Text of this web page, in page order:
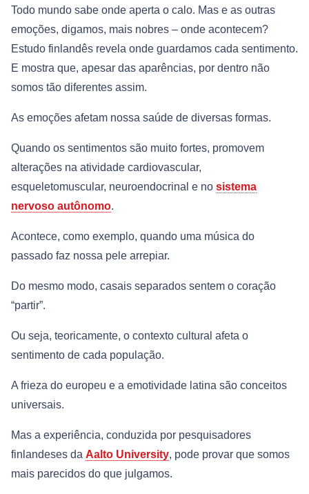
Todo mundo sabe onde aperta o calo. Mas e as outras
emoções, digamos, mais nobres – onde acontecem?
Estudo finlandês revela onde guardamos cada sentimento.
E mostra que, apesar das aparências, por dentro não
somos tão diferentes assim.
As emoções afetam nossa saúde de diversas formas.
Quando os sentimentos são muito fortes, promovem
alterações na atividade cardiovascular,
esqueletomuscular, neuroendocrinal e no sistema
nervoso autônomo.
Acontece, como exemplo, quando uma música do
passado faz nossa pele arrepiar.
Do mesmo modo, casais separados sentem o coração
“partir”.
Ou seja, teoricamente, o contexto cultural afeta o
sentimento de cada população.
A frieza do europeu e a emotividade latina são conceitos
universais.
Mas a experiência, conduzida por pesquisadores
finlandeses da Aalto University, pode provar que somos
mais parecidos do que julgamos.